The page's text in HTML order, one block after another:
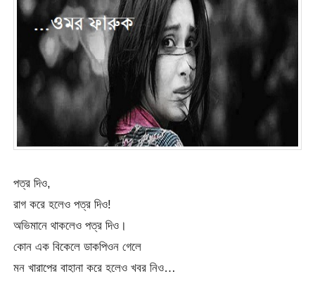
পত্র দিও,
রাগ করে হলেও পত্র দিও!
অভিমানে থাকলেও পত্র দিও।
কোন এক বিকেলে ডাকপিওন গেলে
মন খারাপের বাহানা করে হলেও খবর নিও…